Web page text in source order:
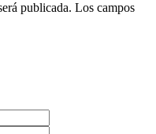
publicada. Los campos